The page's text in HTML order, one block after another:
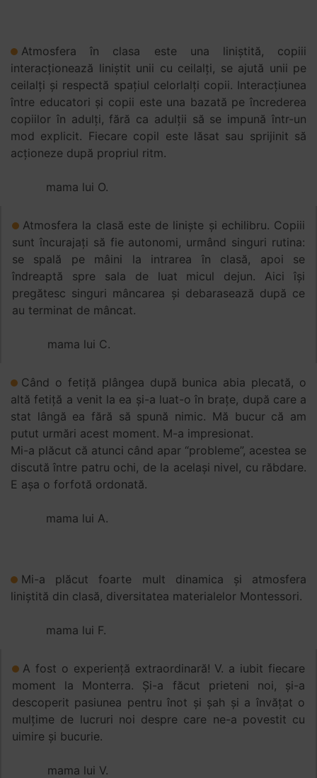
Atmosfera în clasa este una liniștită, copiii
interacționează liniștit unii cu ceilalți, se ajută unii pe
ceilalți și respectă spațiul celorlalți copii. Interacțiunea
între educatori și copii este una bazată pe încrederea
copiilor în adulți, fără ca adulții să se impună într-un
mod explicit. Fiecare copil este lăsat sau sprijinit să
acționeze după propriul ritm.
mama lui O.
Atmosfera la clasă este de liniște și echilibru. Copiii
sunt încurajați să fie autonomi, urmând singuri rutina:
se spală pe mâini la intrarea în clasă, apoi se
îndreaptă spre sala de luat micul dejun. Aici își
pregătesc singuri mâncarea și debarasează după ce
au terminat de mâncat.
mama lui C.
Când o fetiță plângea după bunica abia plecată, o
altă fetiță a venit la ea și-a luat-o în brațe, după care a
stat lângă ea fără să spună nimic. Mă bucur că am
putut urmări acest moment. M-a impresionat.
Mi-a plăcut că atunci când apar “probleme”, acestea se
discută între patru ochi, de la același nivel, cu răbdare.
E așa o forfotă ordonată.
mama lui A.
Mi-a plăcut foarte mult dinamica și atmosfera
liniștită din clasă, diversitatea materialelor Montessori.
mama lui F.
A fost o experiență extraordinară! V. a iubit fiecare
moment la Monterra. Și-a făcut prieteni noi, și-a
descoperit pasiunea pentru înot și șah și a învățat o
mulțime de lucruri noi despre care ne-a povestit cu
uimire și bucurie.
mama lui V.